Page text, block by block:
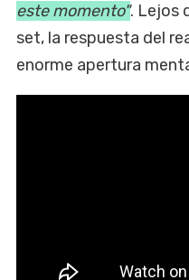
este momento". Lejos
set, la respuesta del
enorme apertura